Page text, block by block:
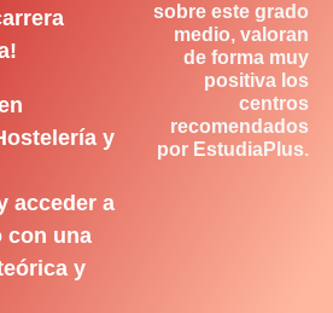
y
acceder a
con una
y
sobre este grado
medio, valoran
de forma muy
positiva los
centros
recomendados
por EstudiaPlus.